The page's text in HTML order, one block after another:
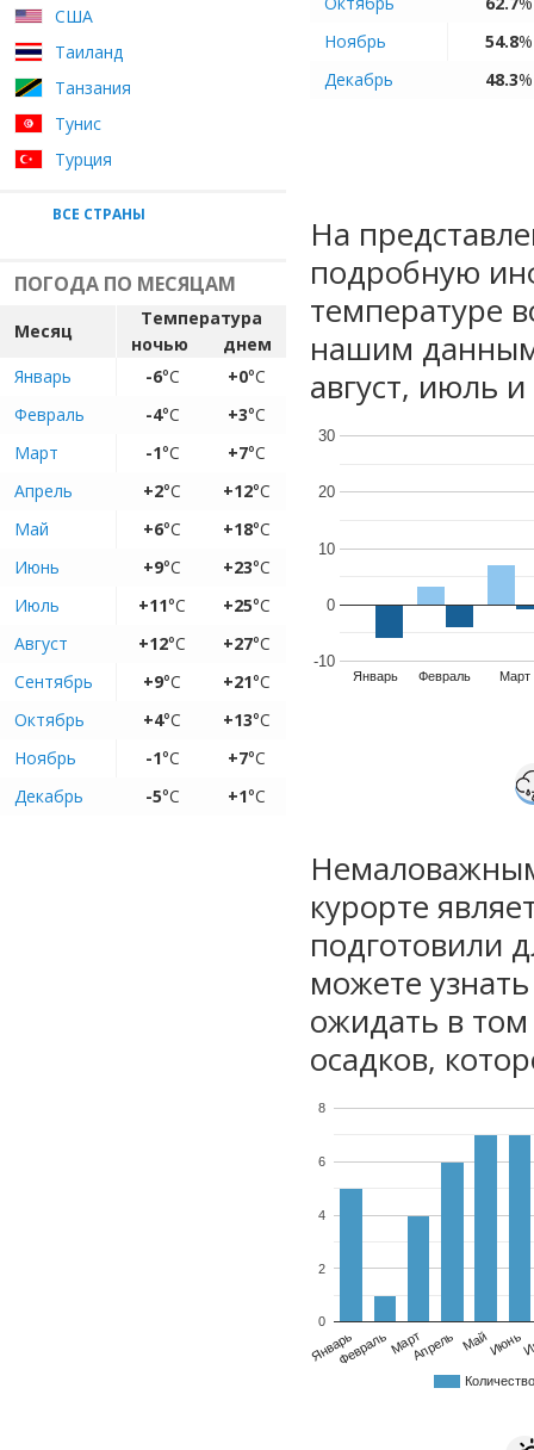
США
Таиланд
Танзания
Тунис
Турция
ВСЕ СТРАНЫ
ПОГОДА ПО МЕСЯЦАМ
Месяц
Температура
ночью
днем
Январь
-6°C +0°C
Февраль
-4°C +3°C
Март
-1°C +7°C
Апрель
+2°C +12°C
Май
+6°C +18°C
Июнь
+9°C +23°C
Июль
+11°C +25°C
Август
+12°C +27°C
Сентябрь
+9°C +21°C
Октябрь
+4°C +13°C
Ноябрь
-1°C +7°C
Декабрь
-5°C +1°C
Ноябрь
54.8%
Декабрь
48.3%
На
подробную
температуре
нашим
август, июль
Январь Февраль Март
-10
0
10
20
30
курорте
подготовили
можете
ожидать в
осадков,
ЯнварьФевральМартАпрель МайИюнь
0
2
4
6
8